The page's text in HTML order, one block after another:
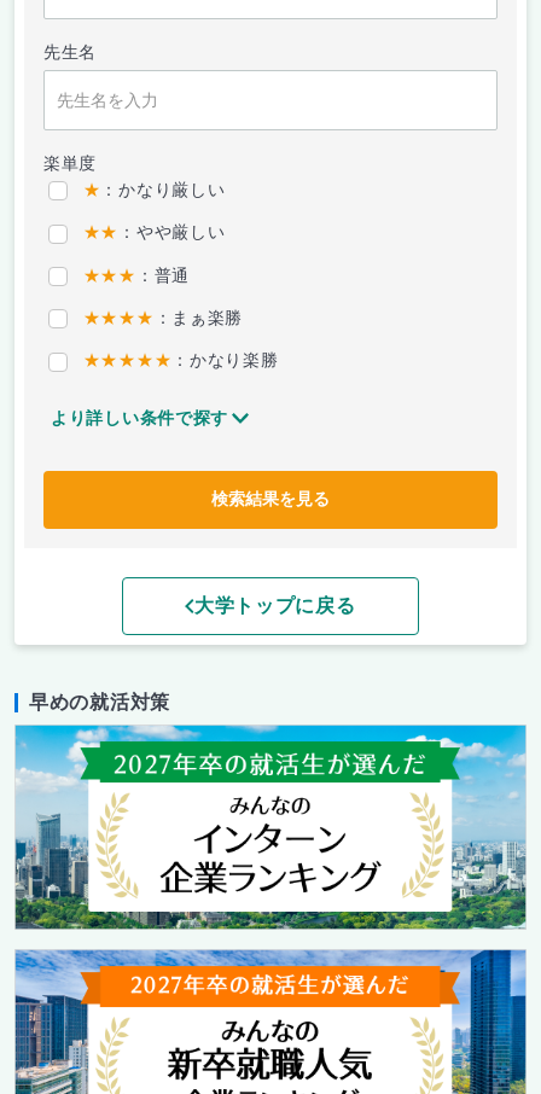
先生名
楽単度
★ ：かなり厳しい
★★ ：やや厳しい
★★★ ：普通
★★★★ ：まぁ楽勝
★★★★★ ：かなり楽勝
より詳しい条件で探す
検索結果を見る
大学トップに戻る
早めの就活対策